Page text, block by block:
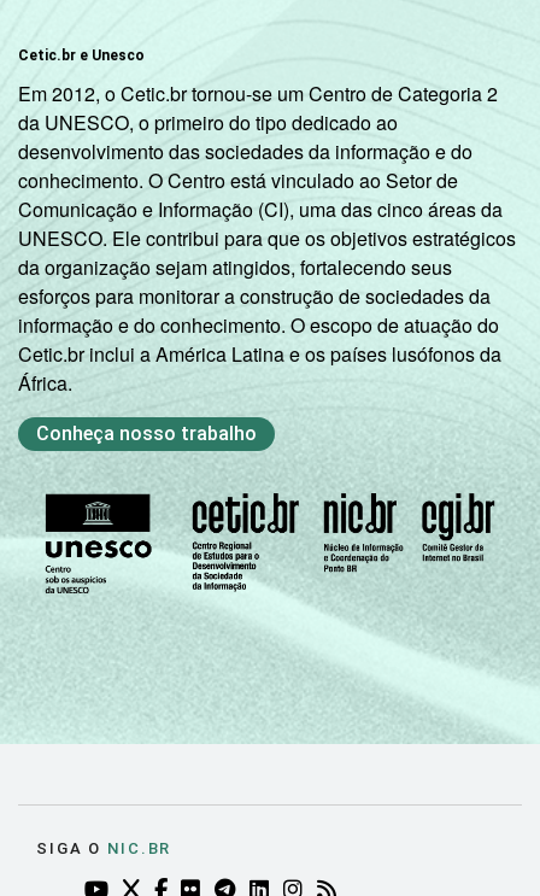
Cetic.br e Unesco
Em 2012, o Cetic.br tornou-se um Centro de Categoria 2
da UNESCO, o primeiro do tipo dedicado ao
desenvolvimento das sociedades da informação e do
conhecimento. O Centro está vinculado ao Setor de
Comunicação e Informação (CI), uma das cinco áreas da
UNESCO. Ele contribui para que os objetivos estratégicos
da organização sejam atingidos, fortalecendo seus
esforços para monitorar a construção de sociedades da
informação e do conhecimento. O escopo de atuação do
Cetic.br inclui a América Latina e os países lusófonos da
África.
Conheça nosso trabalho
SIGA O NIC.BR
YOUTUBE DO NIC.BR (ABRE EM NOVA ABA)
TWITTER DO NIC.BR (ABRE EM NOVA ABA)
FACEBOOK DO NIC.BR (ABRE EM NOVA
FLICKR DO NIC.BR (ABRE EM NOVA
TELEGRAM DO NIC.BR (ABRE EM
LINKEDIN DO NIC.BR (ABRE
INSTAGRAM DO NIC.BR
RSS DO NIC.BR (ABRE